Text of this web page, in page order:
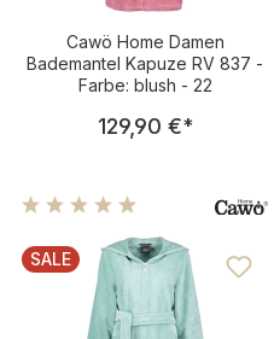
Cawö Home Damen
Bademantel Kapuze RV 837 -
Farbe: blush - 22
Regulärer
129,90 €*
Durchschnittliche
RABATT
SALE